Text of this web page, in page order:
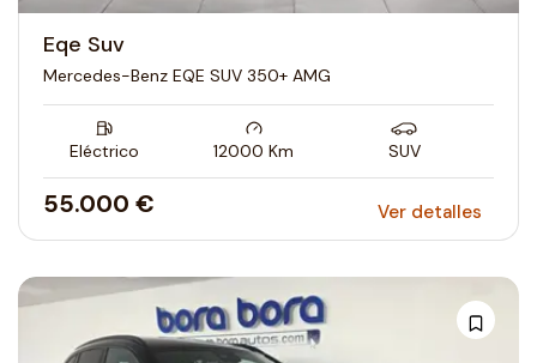
Eqe Suv
Mercedes-Benz EQE SUV 350+ AMG
Eléctrico 12000 Km SUV
55.000 € Ver detalles